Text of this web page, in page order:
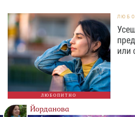
ЛЮБОПИТНО
или
Йорданова